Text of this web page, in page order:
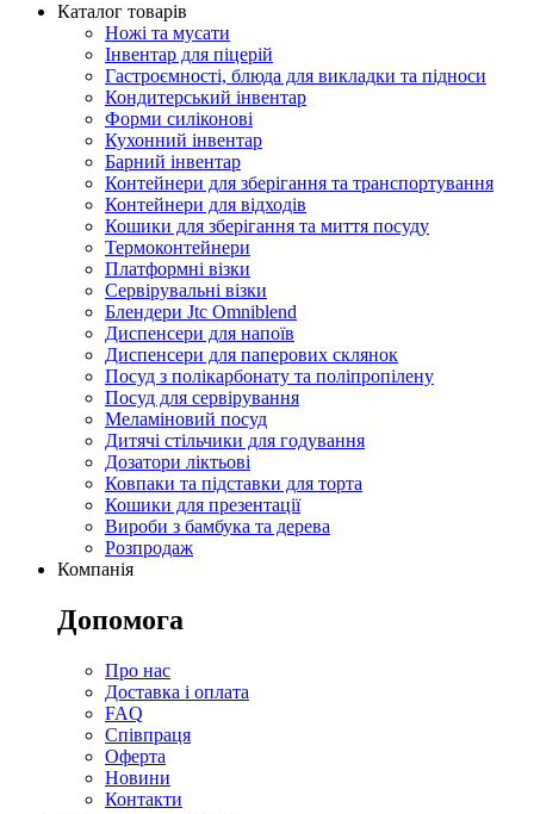
Каталог товарів
Ножі та мусати
Інвентар для піцерій
Гастроємності, блюда для викладки та підноси
Кондитерський інвентар
Форми силіконові
Кухонний інвентар
Барний інвентар
Контейнери для зберігання та транспортування
Контейнери для відходів
Кошики для зберігання та миття посуду
Термоконтейнери
Платформні візки
Сервірувальні візки
Блендери Jtc Omniblend
Диспенсери для напоїв
Диспенсери для паперових склянок
Посуд з полікарбонату та поліпропілену
Посуд для сервірування
Меламіновий посуд
Дитячі стільчики для годування
Дозатори ліктьові
Ковпаки та підставки для торта
Кошики для презентації
Вироби з бамбука та дерева
Розпродаж
Компанія
Допомога
Про нас
Доставка і оплата
FAQ
Співпраця
Оферта
Новини
Контакти